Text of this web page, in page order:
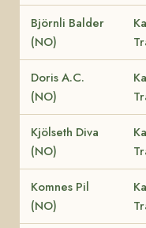
Björnli Balder
(NO)
Doris A.C.
(NO)
Kjölseth Diva
(NO)
Komnes Pil
(NO)